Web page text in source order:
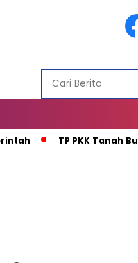
TP PKK Tanah Bumbu